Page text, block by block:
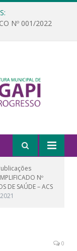
Nº 001/2022
Nº
DE SAÚDE – ACS
0